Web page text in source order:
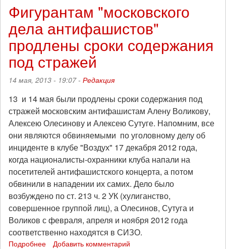
Сутуги
по
борьбе
Фигурантам "московского
дела антифашистов"
продлены сроки содержания
под стражей
14 мая, 2013 - 19:07 - Редакция
13 и 14 мая были продлены сроки содержания под
стражей московским антифашистам Алену Воликову,
Алексею Олесинову и Алексею Сутуге. Напомним, все
они являются обвиняемыми по уголовному делу об
инциденте в клубе "Воздух" 17 декабря 2012 года,
когда националисты-охранники клуба напали на
посетителей антифашистского концерта, а потом
обвинили в нападении их самих. Дело было
возбуждено по ст. 213 ч. 2 УК (хулиганство,
совершенное группой лиц), а Олесинов, Сутуга и
Воликов с февраля, апреля и ноября 2012 года
соответственно находятся в СИЗО.
Подробнее Добавить комментарий